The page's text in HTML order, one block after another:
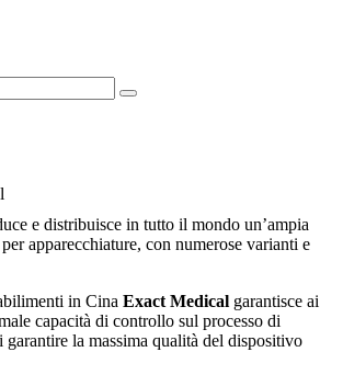
e distribuisce in tutto il mondo un’ampia
apparecchiature, con numerose varianti e
in Cina Exact Medical garantisce ai
capacità di controllo sul processo di
la massima qualità del dispositivo